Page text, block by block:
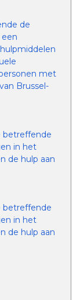
de
met
Brussel-
betreffende
in het
de hulp aan
betreffende
in het
de hulp aan